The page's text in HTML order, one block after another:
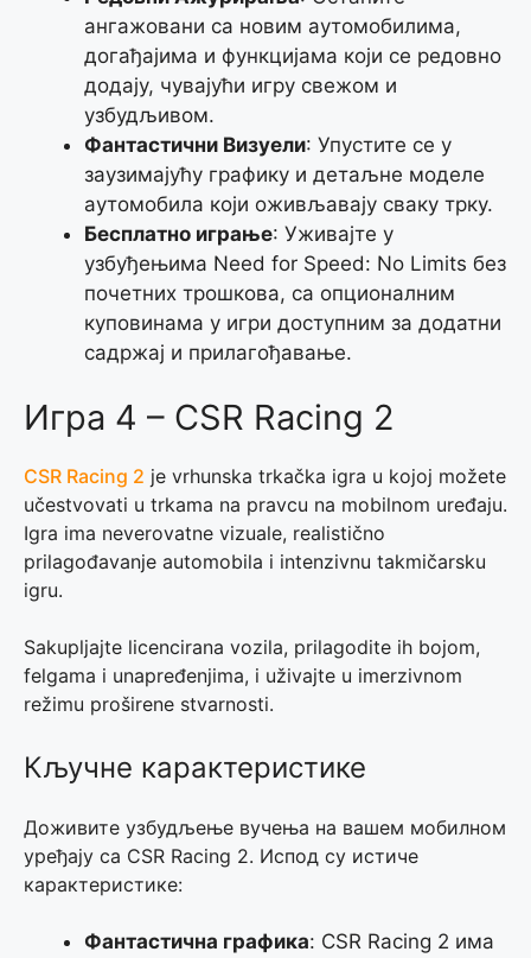
ангажовани са новим аутомобилима,
догађајима и функцијама који се редовно
додају, чувајући игру свежом и
узбудљивом.
Фантастични Визуели: Упустите се у
заузимајућу графику и детаљне моделе
аутомобила који оживљавају сваку трку.
Бесплатно играње: Уживајте у
узбуђењима Need for Speed: No Limits без
почетних трошкова, са опционалним
куповинама у игри доступним за додатни
садржај и прилагођавање.
Игра 4 – CSR Racing 2
CSR Racing 2 je vrhunska trkačka igra u kojoj možete
učestvovati u trkama na pravcu na mobilnom uređaju.
Igra ima neverovatne vizuale, realistično
prilagođavanje automobila i intenzivnu takmičarsku
igru.
Sakupljajte licencirana vozila, prilagodite ih bojom,
felgama i unapređenjima, i uživajte u imerzivnom
režimu proširene stvarnosti.
Кључне карактеристике
Доживите узбудљење вучења на вашем мобилном
уређају са CSR Racing 2. Испод су истиче
карактеристике:
Фантастична графика: CSR Racing 2 има